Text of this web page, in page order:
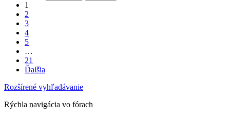
1
2
3
4
5
…
21
Ďalšia
Rozšírené vyhľadávanie
Rýchla navigácia vo fórach